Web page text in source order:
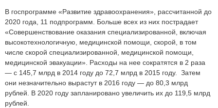
В госпрограмме «Развитие здравоохранения», рассчитанной до
2020 года, 11 подпрограмм. Больше всех из них пострадает
«Совершенствование оказания специализированной, включая
высокотехнологичную, медицинской помощи, скорой, в том
числе скорой специализированной, медицинской помощи,
медицинской эвакуации». Расходы на нее сократятся в 2 раза
— с 145,7 млрд в 2014 году до 72,7 млрд в 2015 году. Затем
они незначительно вырастут в 2016 году — до 80,3 млрд
рублей. В 2020 году запланировано увеличить их до 119,5 млрд
рублей.